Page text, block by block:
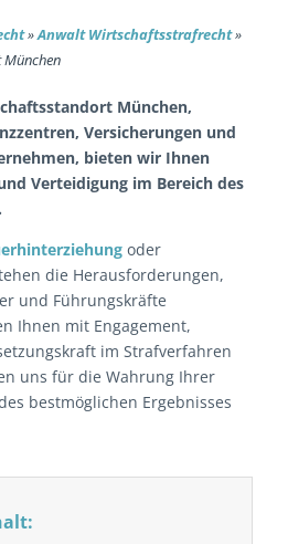
»Anwalt Wirtschaftsstrafrecht»
München,
Versicherungen und
bieten wir Ihnen
Verteidigung im Bereich des
oder
die Herausforderungen,
und Führungskräfte
Ihnen mit Engagement,
im Strafverfahren
uns für die Wahrung Ihrer
bestmöglichen Ergebnisses